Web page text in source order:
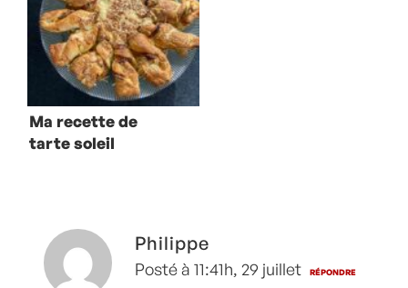
Ma recette de
tarte soleil
Philippe
Posté à 11:41h, 29 juillet RÉPONDRE